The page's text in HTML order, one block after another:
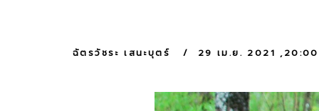
ฉัตรวัชระ เสนะบุตร์ 29 เม.ย. 2021